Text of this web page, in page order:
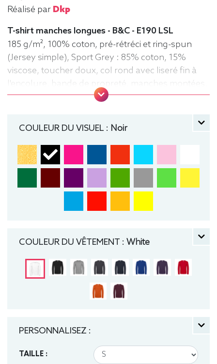
Réalisé par Dkp
T-shirt manches longues - B&C - E190 LSL
185 g/m², 100% coton, pré-rétréci et ring-spun
(Jersey simple), Sport Grey : 85% coton, 15%
viscose, toucher doux, col rond avec liseré fin à
l'encolure, bande de propreté, manches montées,
confection tubulaire, coupe droite
COULEUR DU VISUEL : Noir
COULEUR DU VÊTEMENT : White
PERSONNALISEZ :
TAILLE :